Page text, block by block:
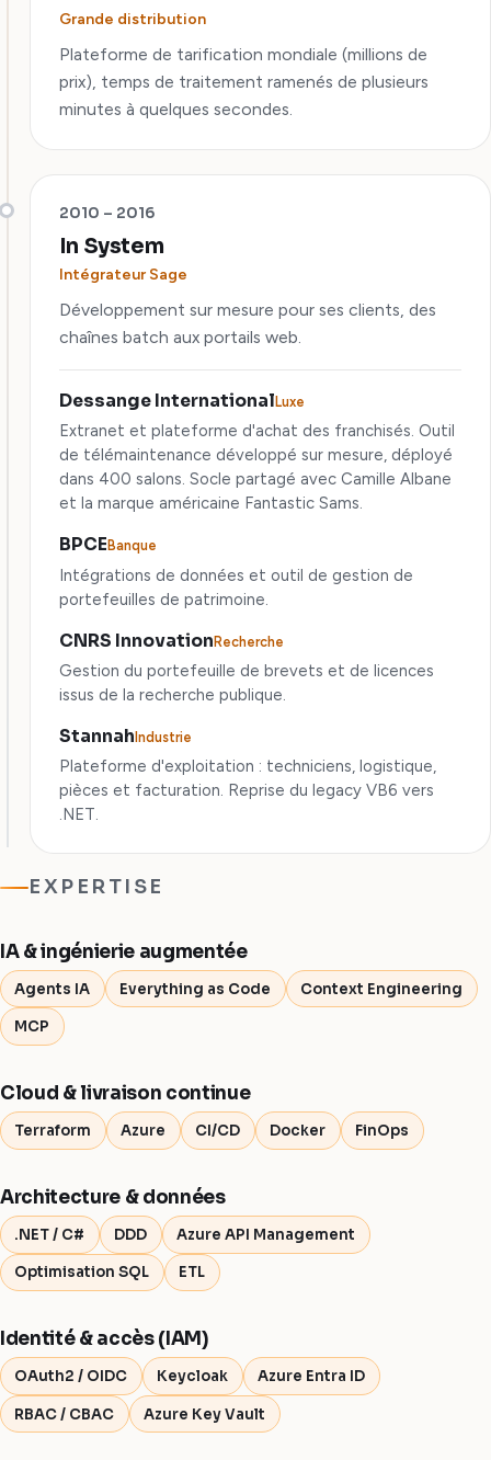
Grande distribution
Plateforme de tarification mondiale (millions de
prix), temps de traitement ramenés de plusieurs
minutes à quelques secondes.
2010 – 2016
In System
Intégrateur Sage
Développement sur mesure pour ses clients, des
chaînes batch aux portails web.
Dessange International Luxe
Extranet et plateforme d'achat des franchisés. Outil
de télémaintenance développé sur mesure, déployé
dans 400 salons. Socle partagé avec Camille Albane
et la marque américaine Fantastic Sams.
BPCE Banque
Intégrations de données et outil de gestion de
portefeuilles de patrimoine.
CNRS Innovation Recherche
Gestion du portefeuille de brevets et de licences
issus de la recherche publique.
Stannah Industrie
Plateforme d'exploitation : techniciens, logistique,
pièces et facturation. Reprise du legacy VB6 vers
.NET.
EXPERTISE
IA & ingénierie augmentée
Agents IA Everything as Code Context Engineering
MCP
Cloud & livraison continue
Terraform Azure CI/CD Docker FinOps
Architecture & données
.NET / C# DDD Azure API Management
Optimisation SQL ETL
Identité & accès (IAM)
OAuth2 / OIDC Keycloak Azure Entra ID
RBAC / CBAC Azure Key Vault